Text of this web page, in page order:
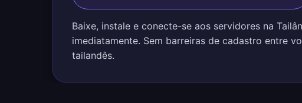
Baixe, instale e conecte-se aos servidores na
imediatamente. Sem barreiras de cadastro entre
tailandês.